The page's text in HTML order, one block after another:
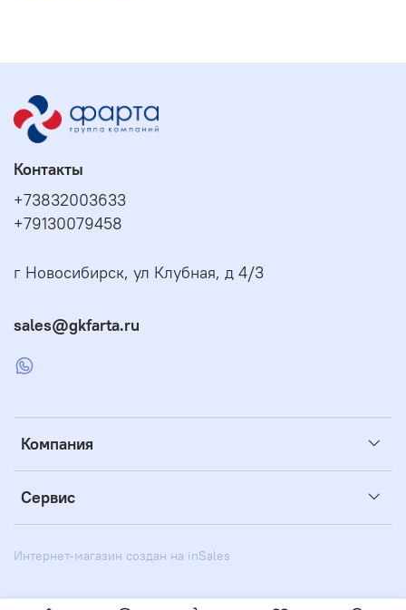
Компания
Сервис
Контакты
+73832003633
+79130079458
г Новосибирск, ул Клубная, д 4/3
sales@gkfarta.ru
Интернет-магазин создан на inSales